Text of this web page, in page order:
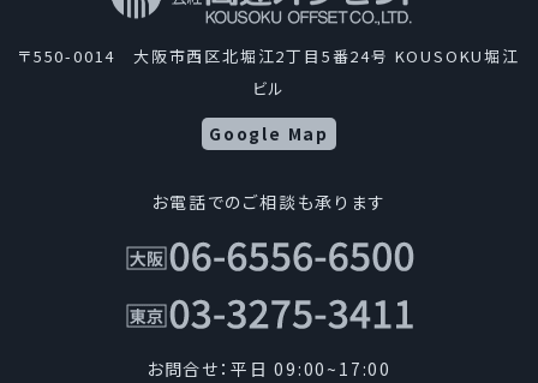
〒550-0014 大阪市西区北堀江2丁目5番24号 KOUSOKU堀江
ビル
Google Map
お電話でのご相談も承ります
お問合せ：平日 09:00~17:00